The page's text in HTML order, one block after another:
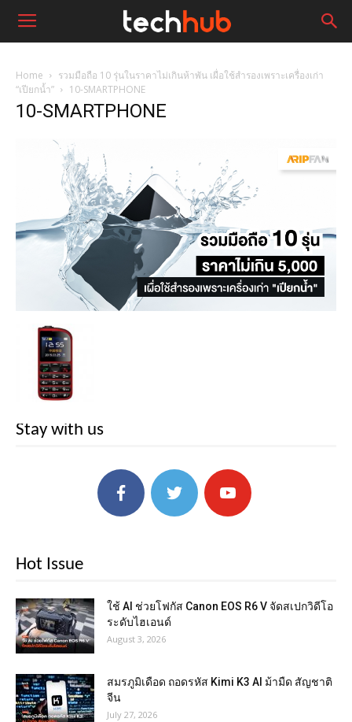
Home
รวมมือถือ 10 รุ่นในราคาไม่เกินห้าพัน เผื่อใช้สำรองเพราะเครื่องเก่า
“เปียกน้ำ”
10-SMARTPHONE
10-SMARTPHONE
Stay with us
Hot Issue
ใช้ AI ช่วยโฟกัส Canon EOS R6 V จัดสเปกวิดีโอ
ระดับไฮเอนด์
August 3, 2026
สมรภูมิเดือด ถอดรหัส Kimi K3 AI ม้ามืด สัญชาติ
จีน
July 27, 2026